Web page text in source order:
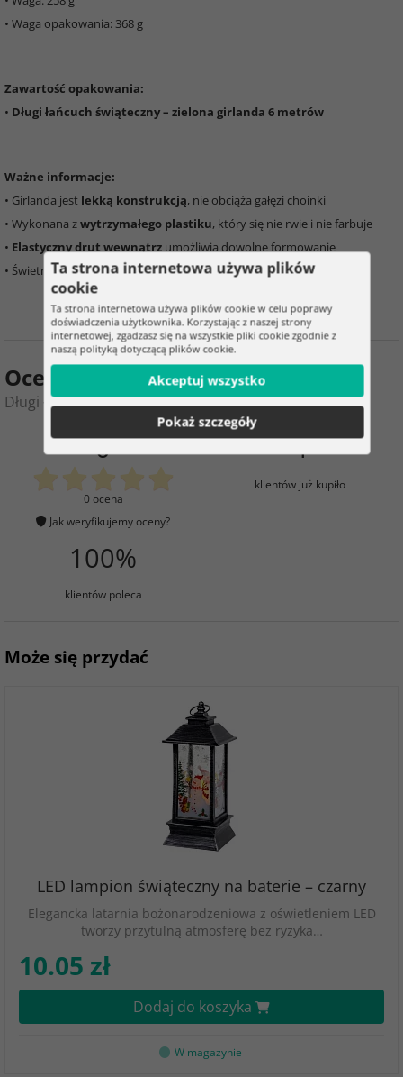
• Waga opakowania: 368 g
Zawartość opakowania:
• Długi łańcuch świąteczny – zielona girlanda 6 metrów
Ważne informacje:
• Girlanda jest lekką konstrukcją, nie obciąża gałęzi choinki
• Wykonana zwytrzymałego plastiku, który się nie rwie i nie farbuje
• Elastyczny drut wewnątrz umożliwia dowolne formowanie
• Świetny dodatek do ozdób i aranżacji świątecznych
Ocena produktu
Długi łańcuch świąteczny – zielona girlanda 6 metrów
0
0 ocena
Jak weryfikujemy oceny?
4
klientów już kupiło
100%
klientów poleca
Może się przydać
LED lampion świąteczny na baterie – czarny
Elegancka latarnia bożonarodzeniowa z oświetleniem LED
tworzy przytulną atmosferę bez ryzyka…
10.05 zł
Dodaj do koszyka
W magazynie
Ta strona internetowa używa plików
cookie
Ta strona internetowa używa plików cookie w celu poprawy
doświadczenia użytkownika. Korzystając z naszej strony
internetowej, zgadzasz się na wszystkie pliki cookie zgodnie z
naszą polityką dotyczącą plików cookie.
Akceptuj wszystko
Pokaż szczegóły